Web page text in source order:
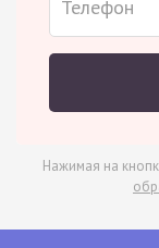
Нажимая на